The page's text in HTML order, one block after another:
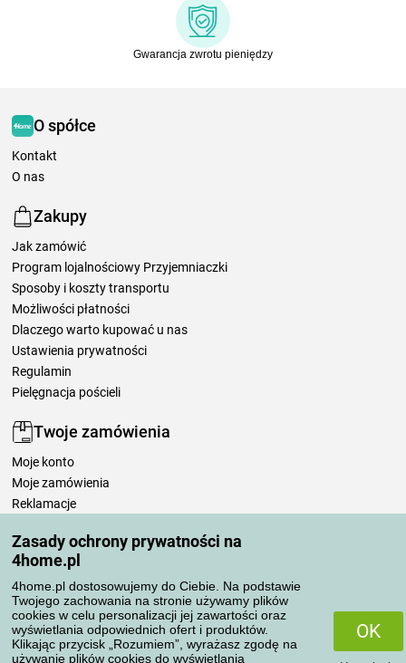
Zasady ochrony prywatności na
4home.pl
4home.pl dostosowujemy do Ciebie. Na podstawie
Twojego zachowania na stronie używamy plików
cookies w celu personalizacji jej zawartości oraz
wyświetlania odpowiednich ofert i produktów.
Klikając przycisk „Rozumiem”, wyrażasz zgodę na
używanie plików cookies do wyświetlania
OK
Gwarancja zwrotu pieniędzy
O spółce
Kontakt
O nas
Zakupy
Jak zamówić
Program lojalnościowy Przyjemniaczki
Sposoby i koszty transportu
Możliwości płatności
Dlaczego warto kupować u nas
Ustawienia prywatności
Regulamin
Pielęgnacja pościeli
Twoje zamówienia
Moje konto
Moje zamówienia
Reklamacje
Zasady przetwarzania recenzji
Sposoby transportu
Metody płatności